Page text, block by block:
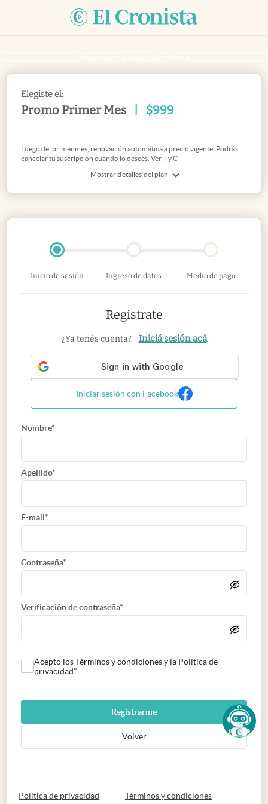
Elegiste el:
Promo Primer Mes $999
Mostrar detalles del plan
Luego del primer mes, renovación automática a precio vigente. Podrás
cancelar tu suscripción cuando lo desees. VerT y C
Inicio de sesión Ingreso de datos Medio de pago
Registrate
¿Ya tenés cuenta? Iniciá sesión acá
Iniciar sesión con Facebook
Nombre*
Apellido*
E-mail*
Contraseña*
Verificación de contraseña*
Acepto los Términos y condiciones y la Política de
privacidad*
Registrarme
Volver
Política de privacidad abre en nueva pestaña
Términos y condicionesabre en nueva